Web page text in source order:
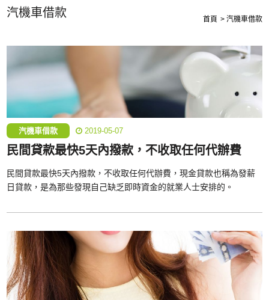
汽機車借款
首頁 汽機車借款
汽機車借款 2019-05-07
民間貸款最快5天內撥款，不收取任何代辦費
民間貸款最快5天內撥款，不收取任何代辦費，現金貸款也稱為發薪
日貸款，是為那些發現自己缺乏即時資金的就業人士安排的。